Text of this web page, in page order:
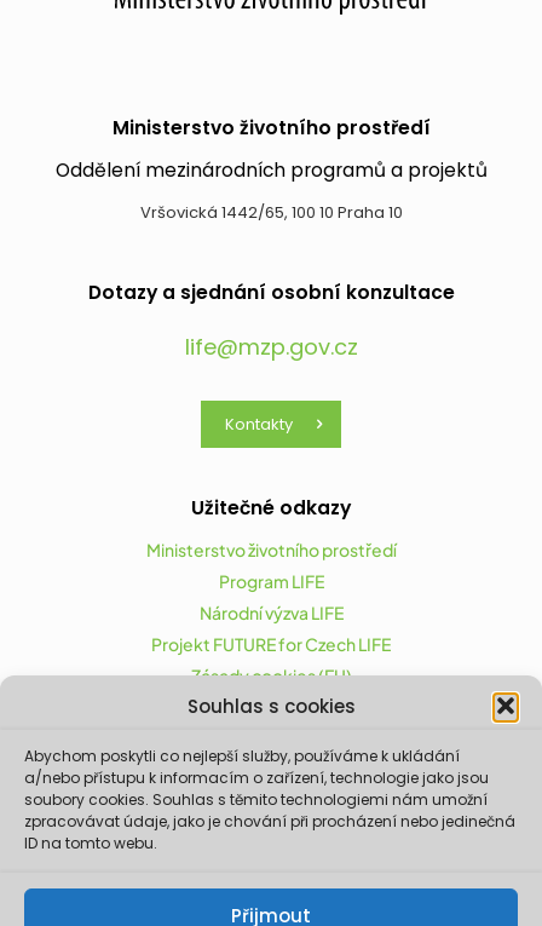
Souhlas s cookies
Abychom poskytli co nejlepší služby, používáme k ukládání
a/nebo přístupu k informacím o zařízení, technologie jako jsou
soubory cookies. Souhlas s těmito technologiemi nám umožní
zpracovávat údaje, jako je chování při procházení nebo jedinečná
ID na tomto webu.
Přijmout
Ministerstvo životního prostředí
Oddělení mezinárodních programů a projektů
Vršovická 1442/65, 100 10 Praha 10
Dotazy a sjednání osobní konzultace
life@mzp.gov.cz
Kontakty
Užitečné odkazy
Ministerstvo životního prostředí
Program LIFE
Národní výzva LIFE
Projekt FUTURE for Czech LIFE
Zásady cookies (EU)
Projekt FUTURE for Czech LIFE (LIFE21-CAP-CZ-LIFE
FOR CZECHIA) byl podpořen z finančního nástroje
Evropské unie LIFE.
Údaje a informace zveřejněné na těchto
Ministerstva životního prostředí a partnerů
projektu. Evropská komise není odpovědná za